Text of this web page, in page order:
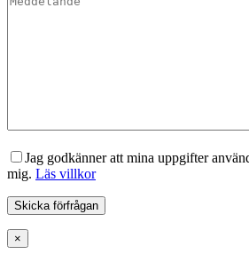
Jag godkänner att mina uppgifter
mig. Läs villkor
×